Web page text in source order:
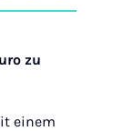
auf überkopieren
zu
einem